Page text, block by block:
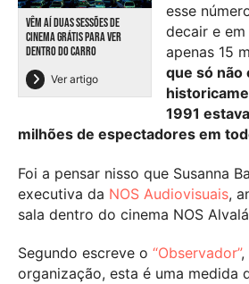
VÊM AÍ DUAS SESSÕES DE
CINEMA GRÁTIS PARA VER
DENTRO DO CARRO
Ver artigo
esse
decair e
apenas 15
que só não
1991
milhões de espectadores em
Foi a pensar nisso que Susanna
executiva da NOS Audiovisuais,
sala dentro do cinema NOS
Segundo escreve o “Observador”,
organização, esta é uma medida